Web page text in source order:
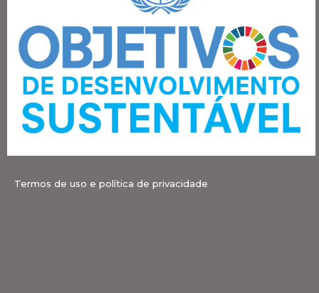
Termos de uso e política de privacidade